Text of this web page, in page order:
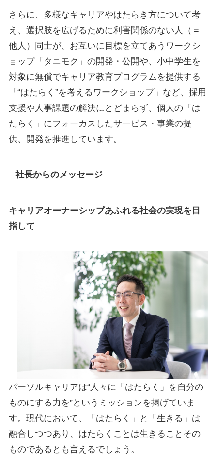
さらに、多様なキャリアやはたらき方について考
え、選択肢を広げるために利害関係のない人（＝
他人）同士が、お互いに目標を立てあうワークシ
ョップ「タニモク」の開発・公開や、小中学生を
対象に無償でキャリア教育プログラムを提供する
「“はたらく”を考えるワークショップ」など、採用
支援や人事課題の解決にとどまらず、個人の「は
たらく」にフォーカスしたサービス・事業の提
供、開発を推進しています。
社長からのメッセージ
キャリアオーナーシップあふれる社会の実現を目
指して
パーソルキャリアは“人々に「はたらく」を自分の
ものにする力を”というミッションを掲げていま
す。現代において、「はたらく」と「生きる」は
融合しつつあり、はたらくことは生きることその
ものであるとも言えるでしょう。